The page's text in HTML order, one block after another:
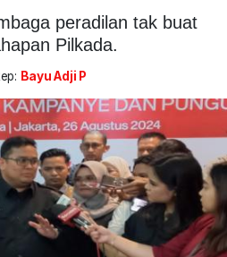
peradilan tak buat
Pilkada.
Bayu Adji P